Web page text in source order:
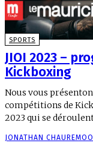
SPORTS
JIOI 2023 –
Kickboxing
Nous vous
compétitions de
2023 qui se
JONATHAN